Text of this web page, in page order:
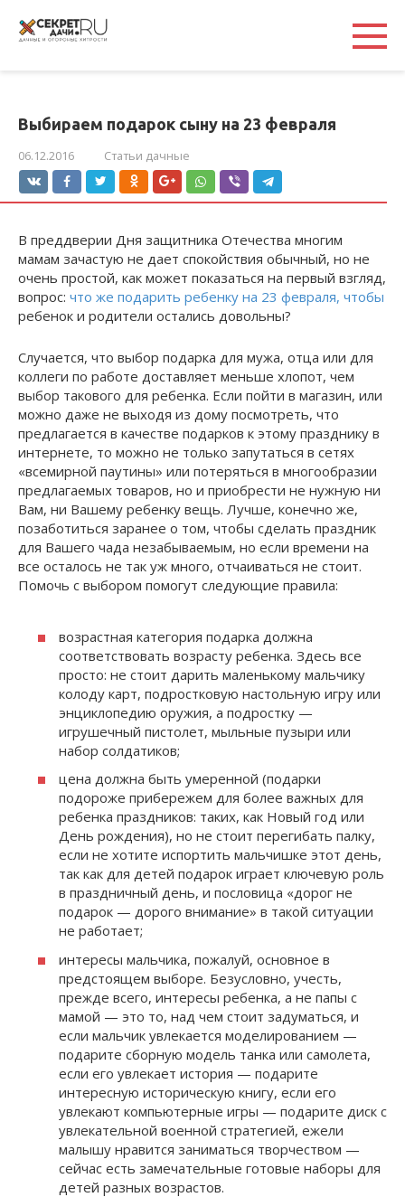
контенту
Выбираем подарок сыну на 23 февраля
06.12.2016 Статьи дачные
В преддверии Дня защитника Отечества многим
мамам зачастую не дает спокойствия обычный, но не
очень простой, как может показаться на первый взгляд,
вопрос: что же подарить ребенку на 23 февраля, чтобы
ребенок и родители остались довольны?
Случается, что выбор подарка для мужа, отца или для
коллеги по работе доставляет меньше хлопот, чем
выбор такового для ребенка. Если пойти в магазин, или
можно даже не выходя из дому посмотреть, что
предлагается в качестве подарков к этому празднику в
интернете, то можно не только запутаться в сетях
«всемирной паутины» или потеряться в многообразии
предлагаемых товаров, но и приобрести не нужную ни
Вам, ни Вашему ребенку вещь. Лучше, конечно же,
позаботиться заранее о том, чтобы сделать праздник
для Вашего чада незабываемым, но если времени на
все осталось не так уж много, отчаиваться не стоит.
Помочь с выбором помогут следующие правила:
возрастная категория подарка должна
соответствовать возрасту ребенка. Здесь все
просто: не стоит дарить маленькому мальчику
колоду карт, подростковую настольную игру или
энциклопедию оружия, а подростку —
игрушечный пистолет, мыльные пузыри или
набор солдатиков;
цена должна быть умеренной (подарки
подороже прибережем для более важных для
ребенка праздников: таких, как Новый год или
День рождения), но не стоит перегибать палку,
если не хотите испортить мальчишке этот день,
так как для детей подарок играет ключевую роль
в праздничный день, и пословица «дорог не
подарок — дорого внимание» в такой ситуации
не работает;
интересы мальчика, пожалуй, основное в
предстоящем выборе. Безусловно, учесть,
прежде всего, интересы ребенка, а не папы с
мамой — это то, над чем стоит задуматься, и
если мальчик увлекается моделированием —
подарите сборную модель танка или самолета,
если его увлекает история — подарите
интересную историческую книгу, если его
увлекают компьютерные игры — подарите диск с
увлекательной военной стратегией, ежели
малышу нравится заниматься творчеством —
сейчас есть замечательные готовые наборы для
детей разных возрастов.